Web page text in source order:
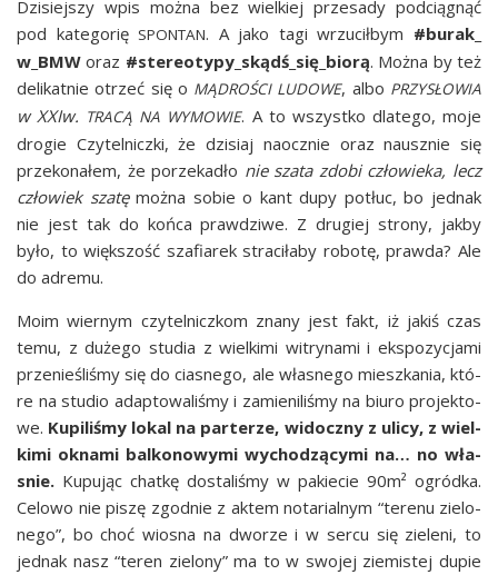
Dzi­siej­szy wpis moż­na bez wiel­kiej prze­sa­dy pod­cią­gnąć
pod kate­go­rię SPONTAN. A jako tagi wrzu­cił­bym #burak_
w_BMW oraz #stereotypy_skądś_się_biorą. Moż­na by też
deli­kat­nie otrzeć się o MĄDROŚCI LUDOWE, albo PRZYSŁOWIA
w XXIw. TRACĄ NA WYMOWIE. A to wszyst­ko dla­te­go, moje
dro­gie Czy­tel­nicz­ki, że dzi­siaj naocz­nie oraz nausz­nie się
prze­ko­na­łem, że porze­ka­dło nie sza­ta zdo­bi czło­wie­ka, lecz
czło­wiek sza­tęmoż­na sobie o kant dupy potłuc, bo jed­nak
nie jest tak do koń­ca praw­dzi­we. Z dru­giej stro­ny, jak­by
było, to więk­szość sza­fia­rek stra­ci­ła­by robo­tę, praw­da? Ale
do adremu.
Moim wier­nym czy­tel­nicz­kom zna­ny jest fakt, iż jakiś czas
temu, z duże­go stu­dia z wiel­ki­mi witry­na­mi i eks­po­zy­cja­mi
prze­nie­śli­śmy się do cia­sne­go, ale wła­sne­go miesz­ka­nia, któ­
re na stu­dio adap­to­wa­li­śmy i zamie­ni­li­śmy na biu­ro pro­jek­to­
we. Kupi­li­śmy lokal na par­te­rze, widocz­ny z uli­cy, z wiel­
ki­mi okna­mi bal­ko­no­wy­mi wycho­dzą­cy­mi na… no wła­
snie. Kupu­jąc chat­kę dosta­li­śmy w pakie­cie 90m² ogród­ka.
Celo­wo nie piszę zgod­nie z aktem nota­rial­nym “tere­nu zie­lo­
ne­go”, bo choć wio­sna na dwo­rze i w ser­cu się zie­le­ni, to
jed­nak nasz “teren zie­lo­ny” ma to w swo­jej zie­mi­stej dupie